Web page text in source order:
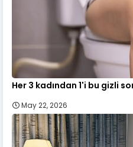
Her 3 kadından 1'i bu gizli
May 22, 2026